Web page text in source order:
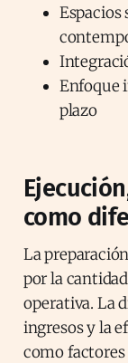
Espacios
Enfoque
plazo
como
La
por la
operativa. La
ingresos y la
como